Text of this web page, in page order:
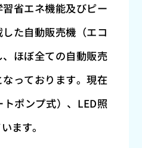
省エネ機能及びピー
た自動販売機（エコ
ほぼ全ての自動販売
っております。現在
ポンプ式）、LED照
ます。